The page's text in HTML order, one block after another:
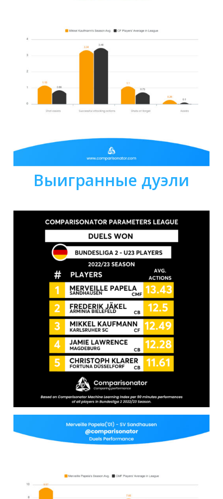
Выигранные дуэли